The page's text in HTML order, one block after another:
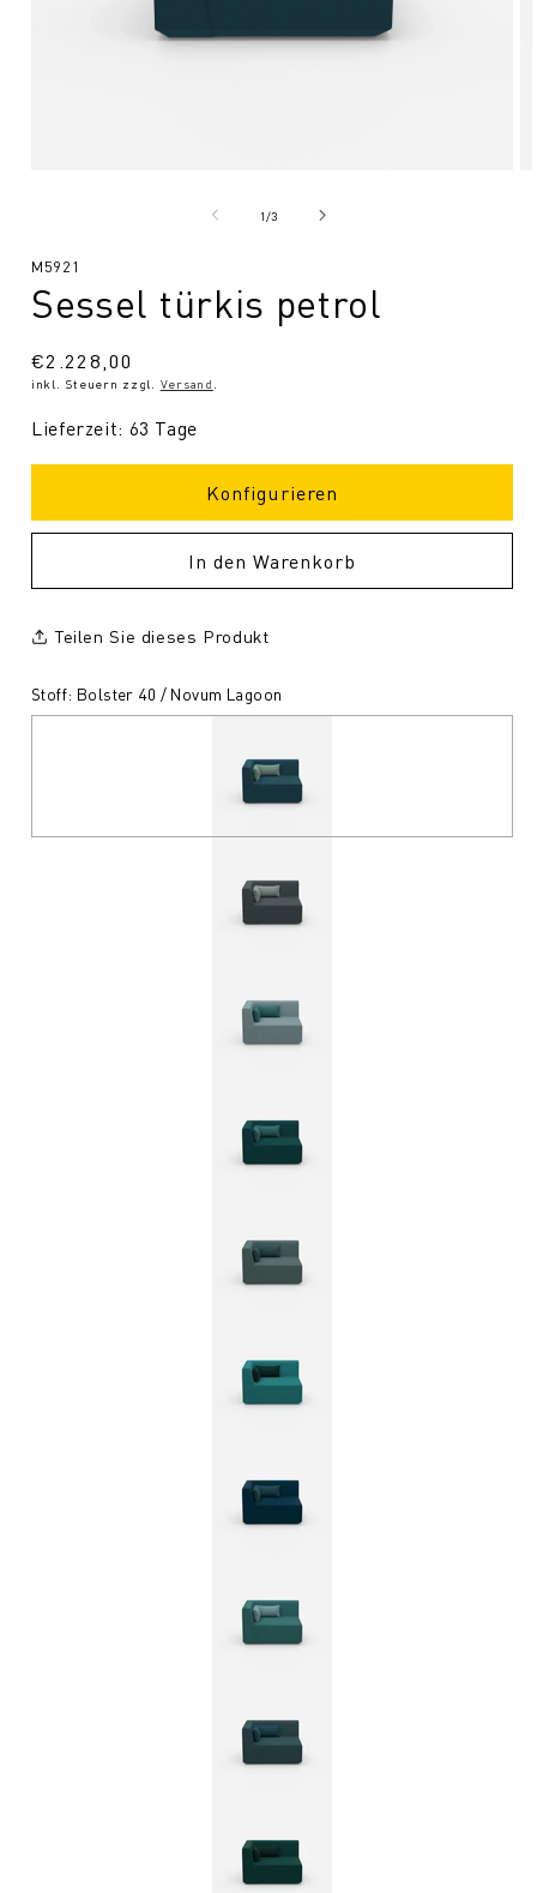
1/von
3
SKU:
M5921
Sessel türkis petrol
Normaler
Preis
€2.228,00
inkl. Steuern zzgl. Versand
Lieferzeit: 63 Tage
Konfigurieren
In den Warenkorb
Teilen Sie dieses Produkt
Stoff: Bolster 40 / Novum Lagoon